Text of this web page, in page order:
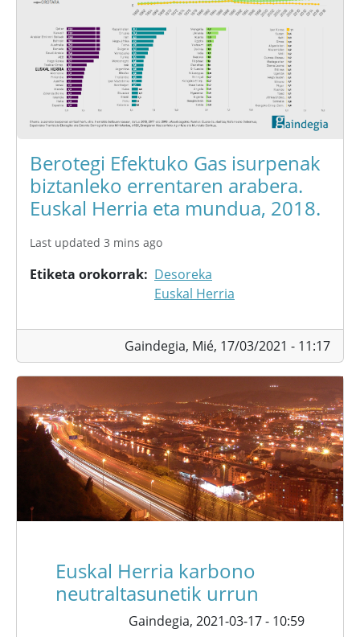
Berotegi Efektuko Gas isurpenak
biztanleko errentaren arabera.
Euskal Herria eta mundua, 2018.
Last updated 3 mins ago
Etiketa orokorrak
Desoreka
Euskal Herria
Gaindegia, Mié, 17/03/2021 - 11:17
Euskal Herria karbono
neutraltasunetik urrun
Gaindegia, 2021-03-17 - 10:59